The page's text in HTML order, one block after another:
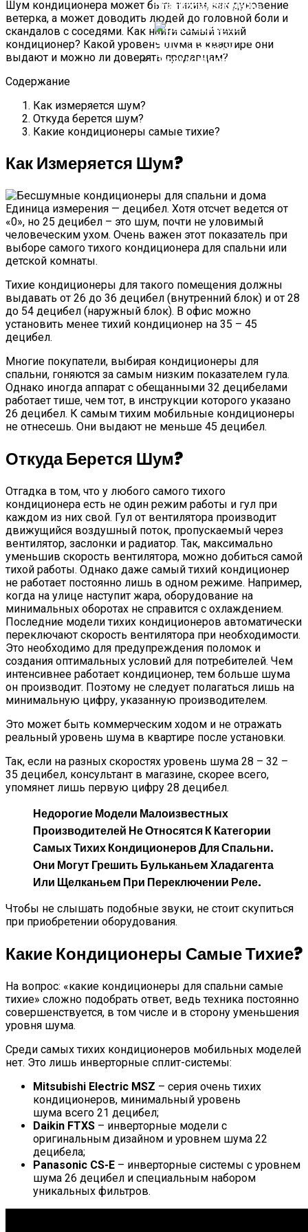
Платформа SimpleOne
Шум кондиционера может быть тихим, как дуновение
ветерка, а может доводить людей до головной боли и
скандалов с соседями. Как найти самый тихий
кондиционер? Какой уровень шума в квартире они
выдают и можно ли доверять продавцам?
Содержание
Как измеряется шум?
Откуда берется шум?
Какие кондиционеры самые тихие?
Как Измеряется Шум?
Единица измерения — децибел. Хотя отсчет ведется от
«0», но 25 децибел – это шум, почти не уловимый
человеческим ухом. Очень важен этот показатель при
выборе самого тихого кондиционера для спальни или
детской комнаты.
Тихие кондиционеры для такого помещения должны
выдавать от 26 до 36 децибел (внутренний блок) и от 28
до 54 децибел (наружный блок). В офис можно
установить менее тихий кондиционер на 35 – 45
децибел.
Многие покупатели, выбирая кондиционеры для
спальни, гоняются за самым низким показателем гула.
Однако иногда аппарат с обещанными 32 децибелами
работает тише, чем тот, в инструкции которого указано
26 децибел. К самым тихим мобильные кондиционеры
не отнесешь. Они выдают не меньше 45 децибел.
Откуда Берется Шум?
Отгадка в том, что у любого самого тихого
кондиционера есть не один режим работы и гул при
каждом из них свой. Гул от вентилятора производит
движущийся воздушный поток, пропускаемый через
вентилятор, заслонки и радиатор. Так, максимально
уменьшив скорость вентилятора, можно добиться самой
тихой работы. Однако даже самый тихий кондиционер
не работает постоянно лишь в одном режиме. Например,
когда на улице наступит жара, оборудование на
минимальных оборотах не справится с охлаждением.
Последние модели тихих кондиционеров автоматически
переключают скорость вентилятора при необходимости.
Это необходимо для предупреждения поломок и
создания оптимальных условий для потребителей. Чем
интенсивнее работает кондиционер, тем больше шума
он производит. Поэтому не следует полагаться лишь на
минимальную цифру, указанную производителем.
Это может быть коммерческим ходом и не отражать
реальный уровень шума в квартире после установки.
Так, если на разных скоростях уровень шума 28 – 32 –
35 децибел, консультант в магазине, скорее всего,
упомянет лишь первую цифру 28 децибел.
Недорогие Модели Малоизвестных
Производителей Не Относятся К Категории
Самых Тихих Кондиционеров Для Спальни.
Они Могут Грешить Бульканьем Хладагента
Или Щелканьем При Переключении Реле.
Чтобы не слышать подобные звуки, не стоит скупиться
при приобретении оборудования.
Какие Кондиционеры Самые Тихие?
На вопрос: «какие кондиционеры для спальни самые
тихие» сложно подобрать ответ, ведь техника постоянно
совершенствуется, в том числе и в сторону уменьшения
уровня шума.
Среди самых тихих кондиционеров мобильных моделей
нет. Это лишь инверторные сплит-системы:
Mitsubishi Electric MSZ – серия очень тихих
кондиционеров, минимальный уровень
шума всего 21 децибел;
Daikin FTXS – инверторные модели с
оригинальным дизайном и уровнем шума 22
децибела;
Panasonic CS-E – инверторные системы с уровнем
шума 26 децибел и специальным набором
уникальных фильтров.